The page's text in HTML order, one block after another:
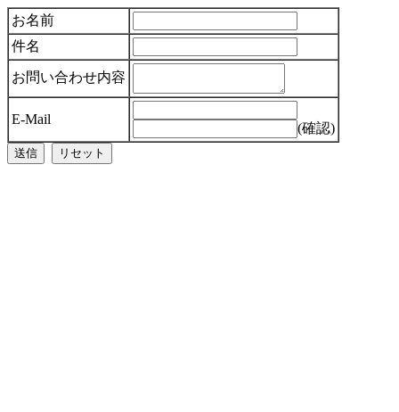
お名前
件名
お問い合わせ内容
E-Mail
(確認)